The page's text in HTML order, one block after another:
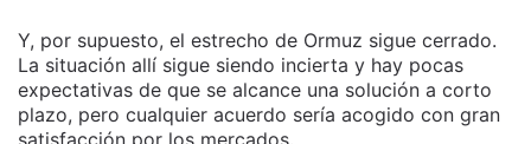
Y, por supuesto, el estrecho de Ormuz sigue cerrado.
La situación allí sigue siendo incierta y hay pocas
expectativas de que se alcance una solución a corto
plazo, pero cualquier acuerdo sería acogido con gran
satisfacción por los mercados.